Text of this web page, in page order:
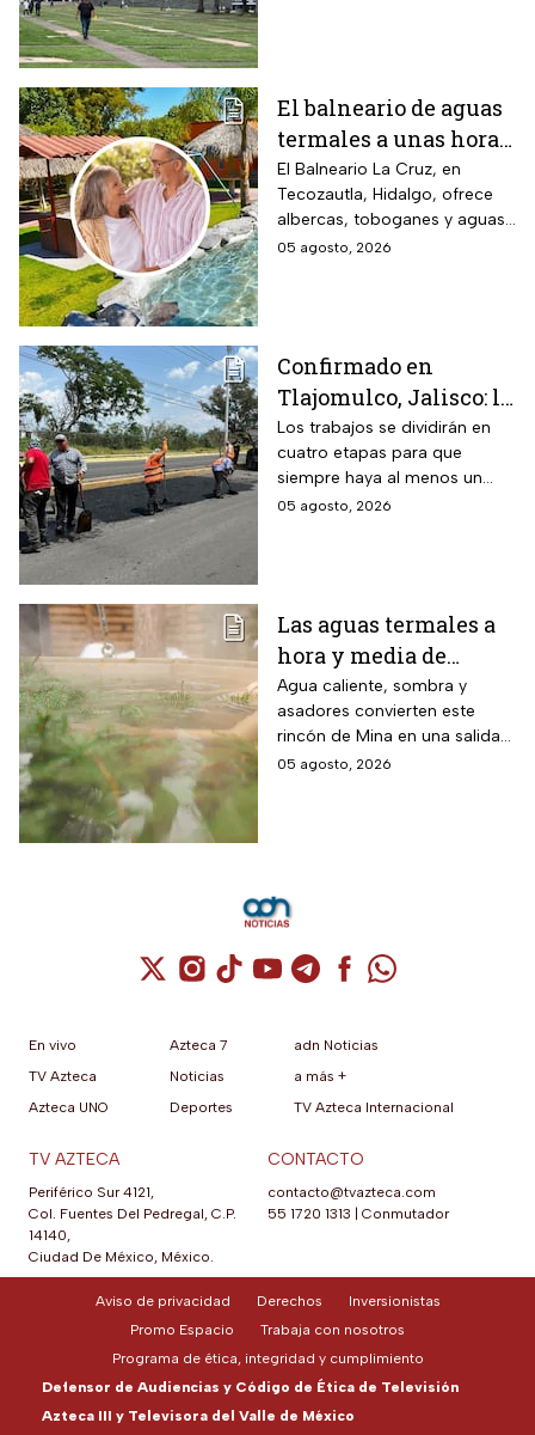
El balneario de aguas
termales a unas horas
de Naucalpan con
entrada desde $100
pesos para este grupo
de adultos mayores
El Balneario La Cruz, en
Tecozautla, Hidalgo, ofrece
albercas, toboganes y aguas
termales, con tarifas
05 agosto, 2026
Confirmado en
Tlajomulco, Jalisco: la
avenida Jesús Michel
(ex 8 de Julio) seguirá
con obras hasta
diciembre 2026 y este
Los trabajos se dividirán en
cuatro etapas para que
siempre haya al menos un
carril habilitado en cada
05 agosto, 2026
Las aguas termales a
hora y media de
Monterrey, Nuevo
León, donde la
entrada cuesta desde
$30 pesos y este grupo
Agua caliente, sombra y
asadores convierten este
rincón de Mina en una salida
sencilla para pasar el día en
05 agosto, 2026
Cuenta de X / Twitter (se abre en una
Cuenta de Instagram (se abre en una
Cuenta de TikTok (se abre en
Cuenta de YouTube (se abre
Cuenta de Telegram (se
Cuenta de
Cuenta de
En vivo
TV Azteca
Azteca UNO
Azteca 7
Noticias
Deportes
adn Noticias
a más +
TV Azteca Internacional
TV AZTECA
Periférico Sur 4121,
Col. Fuentes Del Pedregal, C.P.
14140,
Ciudad De México, México.
CONTACTO
contacto@tvazteca.com
55 1720 1313
Conmutador
Aviso de privacidad Derechos
Inversionistas
Promo Espacio
Trabaja con nosotros
Programa de ética, integridad y cumplimiento
Defensor de Audiencias y Código de Ética de Televisión
Azteca III y Televisora del Valle de México